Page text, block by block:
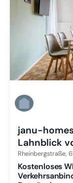
janu-
Lahnblick
Rheinbergstraße,
Kostenloses